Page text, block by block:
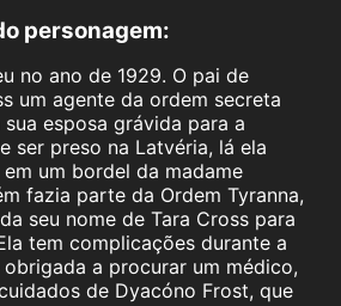
personagem:
no ano de 1929. O pai de
um agente da ordem secreta
esposa grávida para a
ser preso na Latvéria, lá ela
um bordel da madame
fazia parte da Ordem Tyranna,
seu nome de Tara Cross para
tem complicações durante a
a procurar um médico,
de Dyacóno Frost, que